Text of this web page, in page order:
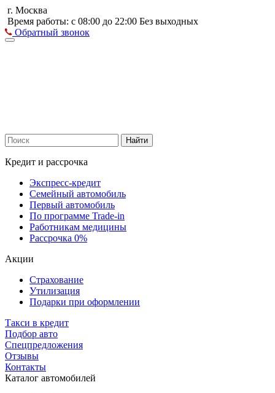
г. Москва
Время работы: с 08:00 до 22:00 Без выходных
Обратный звонок
Найти
Кредит и рассрочка
Экспресс-кредит
Семейный автомобиль
Первый автомобиль
По программе Trade-in
Работникам медицины
Рассрочка 0%
Акции
Страхование
Утилизация
Подарки при оформлении
Такси в кредит
Подбор авто
Спецпредложения
Отзывы
Контакты
Каталог автомобилей